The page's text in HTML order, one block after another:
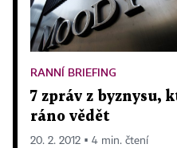
RANNÍ BRIEFING
7 zpráv z byznysu,
ráno vědět
20. 2. 2012 ▪ 4 min. čtení